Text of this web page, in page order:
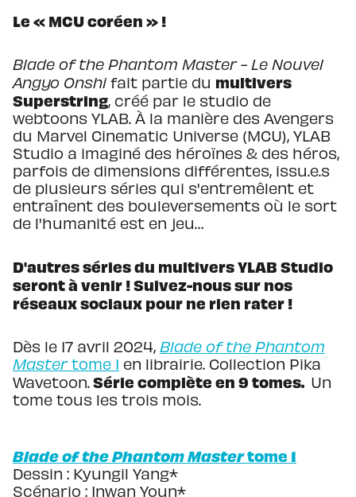
Le « MCU coréen » !
Blade of the Phantom Master - Le Nouvel
Angyo Onshifait partie du multivers
Superstring, créé par le studio de
webtoons YLAB. À la manière des Avengers
du Marvel Cinematic Universe (MCU), YLAB
Studio a imaginé des héroïnes & des héros,
parfois de dimensions différentes, issu.e.s
de plusieurs séries qui s'entremêlent et
entraînent des bouleversements où le sort
de l'humanité est en jeu…
D'autres séries du multivers YLAB Studio
seront à venir ! Suivez-nous sur nos
réseaux sociaux pour ne rien rater !
Dès le 17 avril 2024, Blade of the Phantom
Mastertome 1 en librairie. Collection Pika
Wavetoon.Série complète en 9 tomes. Un
tome tous les trois mois.
Blade of the Phantom Mastertome 1
Dessin : Kyungil Yang*
Scénario : Inwan Youn*